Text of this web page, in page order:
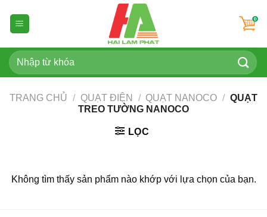
content
Tìm
kiếm:
TRANG CHỦ / QUẠT ĐIỆN / QUẠT NANOCO / QUẠT
TREO TƯỜNG NANOCO
LỌC
Không tìm thấy sản phẩm nào khớp với lựa chọn của bạn.